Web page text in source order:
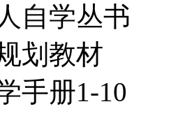
自学丛书
划教材
手册1-10